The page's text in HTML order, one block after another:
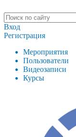
Вход
Регистрация
Мероприятия
Пользователи
Видеозаписи
Курсы